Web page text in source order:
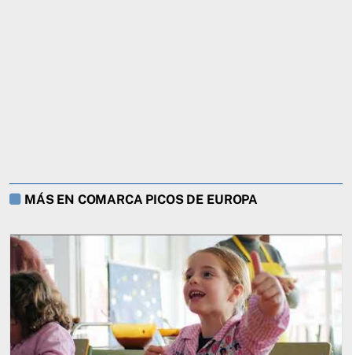
MÁS EN COMARCA PICOS DE EUROPA